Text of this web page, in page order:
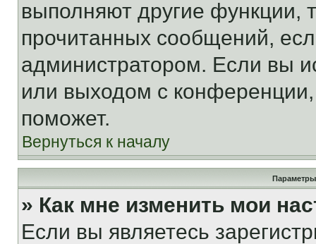
выполняют другие функции,
прочитанных сообщений,
администратором. Если вы
или выходом с
поможет.
Вернуться к началу
Параметры
» Как мне изменить мои
Если вы являетесь